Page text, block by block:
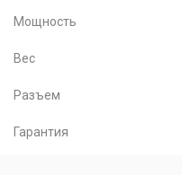
Мощность
Вес
Разъем
Гарантия